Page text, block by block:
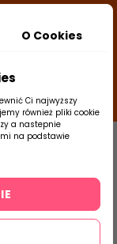
UŻYJ
Korzilius
O Cookies
Ci najwyższy
również pliki cookie
a nastepnie
na podstawie